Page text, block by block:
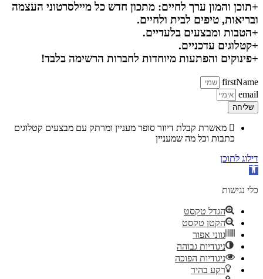
+תוכן והמון ערך לחיים: מתכון חדש כל מיילסרטוני העצמה
ובריאות, טיפים לבית ולחיים.
+הטבות ומבצעים בלעדיים.
+קטלוגים עדכניים.
+פינוקים והפתעות מיוחדות לחברות הרשימה בלבד!
firstName
email
שליחה
מאשרת קבלת דיוור סופר מעניין ומרתק עם מבצעים קטלוגים
כתבות וכל מה שמעניין
דילוג לתוכן
פתח סרגל נגישות
כלי נגישות
הגדל טקסט
הקטן טקסט
גווני אפור
ניגודיות גבוהה
ניגודיות הפוכה
רקע בהיר